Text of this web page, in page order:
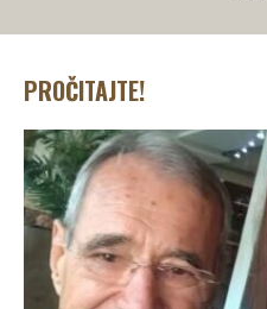
PROČITAJTE!